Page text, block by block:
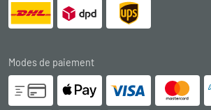
Modes de paiement